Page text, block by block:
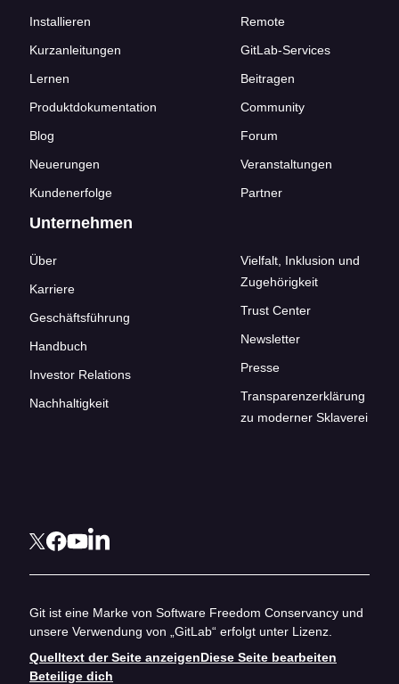
Installieren
Kurzanleitungen
Lernen
Produktdokumentation
Blog
Neuerungen
Kundenerfolge
Remote
GitLab-Services
Beitragen
Community
Forum
Veranstaltungen
Partner
Unternehmen
Über
Karriere
Geschäftsführung
Handbuch
Investor Relations
Nachhaltigkeit
Vielfalt, Inklusion und
Zugehörigkeit
Trust Center
Newsletter
Presse
Transparenzerklärung
zu moderner Sklaverei
Git ist eine Marke von Software Freedom Conservancy und
unsere Verwendung von „GitLab“ erfolgt unter Lizenz.
Quelltext der Seite anzeigenDiese Seite bearbeiten
Beteilige dich